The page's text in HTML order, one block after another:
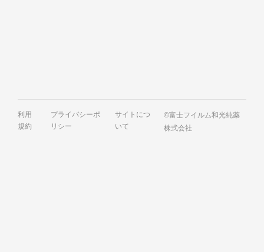
利用
規約
プライバシーポ
リシー
サイトにつ
いて
©富士フイルム和光純薬
株式会社